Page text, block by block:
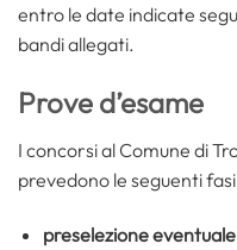
entro le date indicate
bandi allegati.
Prove d’esame
I concorsi al Comune di
prevedono le seguenti
preselezione eventuale